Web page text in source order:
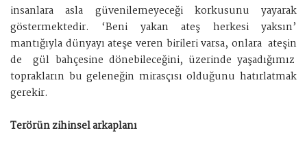
insanlara asla güvenilemeyeceği korkusunu yayarak
göstermektedir. ‘Beni yakan ateş herkesi yaksın’
mantığıyla dünyayı ateşe veren birileri varsa, onlara ateşin
de gül bahçesine dönebileceğini, üzerinde yaşadığımız
toprakların bu geleneğin mirasçısı olduğunu hatırlatmak
gerekir.
Terörün zihinsel arkaplanı